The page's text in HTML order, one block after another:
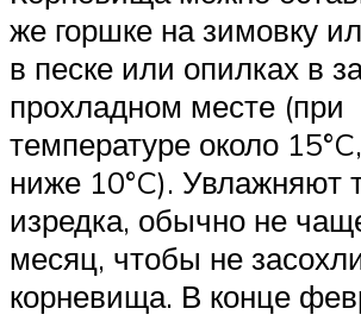
же горшке на зимовку
в песке или опилках в
прохладном месте (при
температуре около
ниже 10°C). Увлажняют
изредка, обычно не
месяц, чтобы не
корневища. В конце